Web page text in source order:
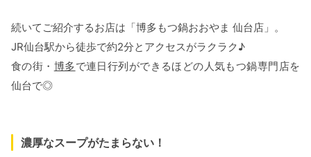
続いてご紹介するお店は「博多もつ鍋おおやま 仙台店」。
JR仙台駅から徒歩で約2分とアクセスがラクラク♪
食の街・ 博多で連日行列ができるほどの人気もつ鍋専門店を
仙台で◎
濃厚なスープがたまらない！